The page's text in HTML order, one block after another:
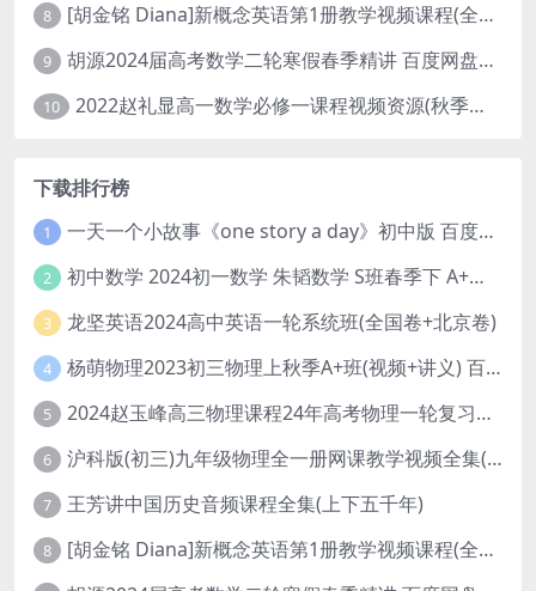
8 [胡金铭 Diana]新概念英语第1册教学视频课程(全集 百度网盘下载)
9 胡源2024届高考数学二轮寒假春季精讲 百度网盘分享
10 2022赵礼显高一数学必修一课程视频资源(秋季班 含讲义)百度网盘云
下载排行榜
1 一天一个小故事《one story a day》初中版 百度网盘分享下载
2 初中数学 2024初一数学 朱韬数学 S班春季下 A+班春季下 百度云网盘
3 龙坚英语2024高中英语一轮系统班(全国卷+北京卷)
4 杨萌物理2023初三物理上秋季A+班(视频+讲义) 百度网盘分享
5 2024赵玉峰高三物理课程24年高考物理一轮复习网课教程
6 沪科版(初三)九年级物理全一册网课教学视频全集(录播版 杜春雨 66讲)
7 王芳讲中国历史音频课程全集(上下五千年)
8 [胡金铭 Diana]新概念英语第1册教学视频课程(全集 百度网盘下载)